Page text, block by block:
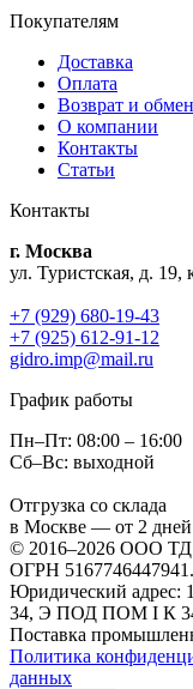
Покупателям
Доставка
Оплата
Возврат и обмен
О компании
Контакты
Статьи
Контакты
г. Москва
ул. Туристская, д. 19,
+7 (929) 680-19-43
+7 (925) 612-91-12
gidro.imp@mail.ru
График работы
Пн–Пт: 08:00 – 16:00
Сб–Вс: выходной
Отгрузка со склада
в Москве — от 2 дней
© 2016–2026 ООО ТД
ОГРН 5167746447941.
Юридический адрес:
34, Э ПОД ПОМ I К
Поставка
Политика
данных